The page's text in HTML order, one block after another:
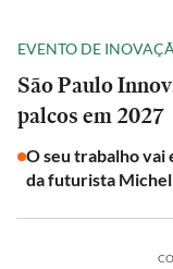
EVENTO DE
São Paulo
palcos em 2027
O seu trabalho vai
da futurista